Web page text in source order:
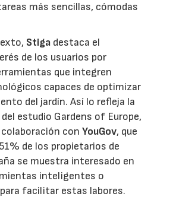
más sencillas, cómodas
Stiga destaca el
de los usuarios por
que integren
capaces de optimizar
del jardín. Así lo refleja la
estudio Gardens of Europe,
colaboración conYouGov, que
de los propietarios de
se muestra interesado en
inteligentes o
facilitar estas labores.